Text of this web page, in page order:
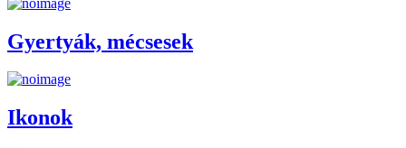
Gyertyák, mécsesek
Ikonok